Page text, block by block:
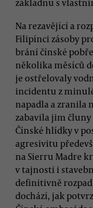
Na rezavějící a
Filipínci zásoby
brání čínské
několika měsíců
je ostřelovaly
incidentu z
napadla a
zabavila jim čluny
Čínské hlídky v
agresivitu
na Sierru Madre
v tajnosti i
definitivně
dochází, jak